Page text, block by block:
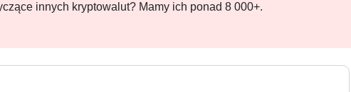
innych kryptowalut? Mamy ich ponad 8 000+.